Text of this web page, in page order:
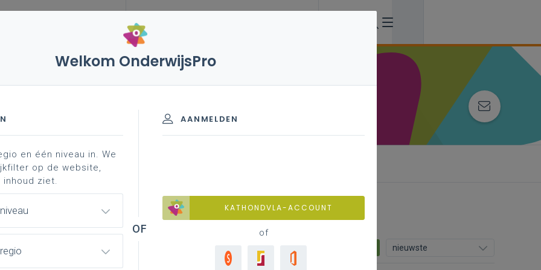
vakken en leerplannen 1ste graad
- A-stroom
achtergrond
nieuwste
Welkom OnderwijsPro
AANMELDEN
KATHONDVLA-ACCOUNT
of
en één niveau in. We
op de website,
ziet.